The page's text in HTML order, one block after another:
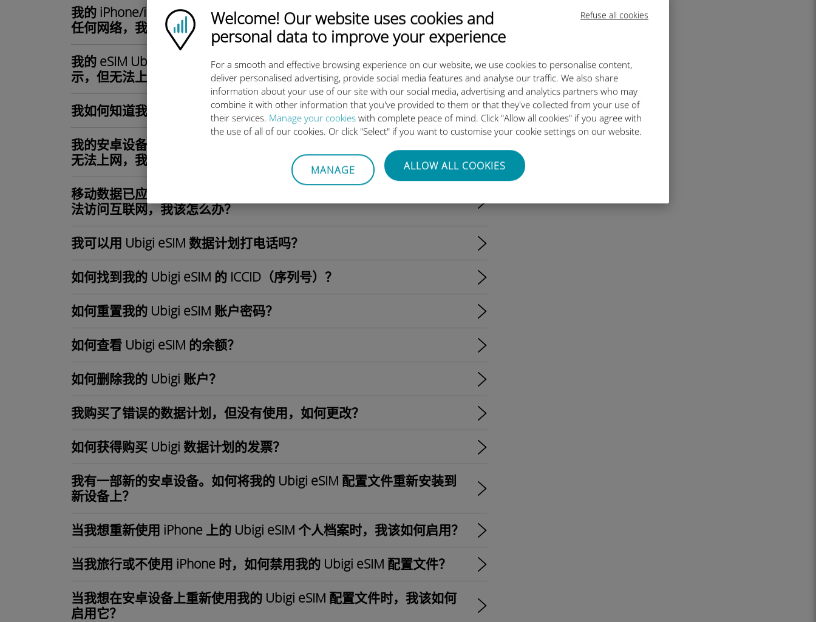
Refuse all cookies
Ubigi logo
Welcome! Our website uses cookies and
personal data to improve your experience
For a smooth and effective browsing experience on our website, we use cookies to personalise content,
deliver personalised advertising, provide social media features and analyse our traffic. We also share
information about your use of our site with our social media, advertising and analytics partners who may
combine it with other information that you've provided to them or that they've collected from your use of
their services. Manage your cookies with complete peace of mind. Click "Allow all cookies" if you agree with
the use of all of our cookies. Or click "Select" if you want to customise your cookie settings on our website.
MANAGE ALLOW ALL COOKIES
我的 iPhone/iPad 上已安装并激活 Ubigi eSIM 配置文件，但没有显示
任何网络，我该怎么办？
我的 eSIM Ubigi 配置文件已在 iPhone/iPad 上安装并激活，网络已显
示，但无法上网，怎么办？
我如何知道我的 Ubigi eSIM 配置文件是否已安装在我的安卓设备上？
我的安卓设备上已安装并激活 Ubigi eSIM 配置文件，网络已显示，但
无法上网，我该怎么办？
移动数据已应用到我的 Android 设备上的 Ubigi eSIM 配置文件，但无
法访问互联网，我该怎么办？
我可以用 Ubigi eSIM 数据计划打电话吗？
如何找到我的 Ubigi eSIM 的 ICCID（序列号）？
如何重置我的 Ubigi eSIM 账户密码？
如何查看 Ubigi eSIM 的余额？
如何删除我的 Ubigi 账户？
我购买了错误的数据计划，但没有使用，如何更改？
如何获得购买 Ubigi 数据计划的发票？
我有一部新的安卓设备。如何将我的 Ubigi eSIM 配置文件重新安装到
新设备上？
当我想重新使用 iPhone 上的 Ubigi eSIM 个人档案时，我该如何启用？
当我旅行或不使用 iPhone 时，如何禁用我的 Ubigi eSIM 配置文件？
当我想在安卓设备上重新使用我的 Ubigi eSIM 配置文件时，我该如何
启用它？